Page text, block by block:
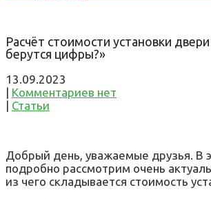
Расчёт стоимости установки
берутся цифры?»
13.09.2023
Комментариев нет
Статьи
Добрый день, уважаемые друзья. В
подробно рассмотрим очень
из чего складывается стоимость